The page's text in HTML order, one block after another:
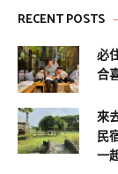
RECENT POSTS
必
合
來
民
一